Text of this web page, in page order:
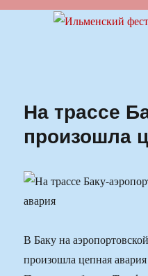
Ильменский
На трассе
произошла
В Баку на
произошла цепная